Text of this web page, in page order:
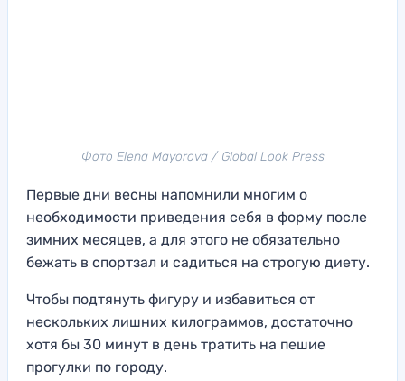
Фото Elena Mayorova / Global Look Press
Первые дни весны напомнили многим о
необходимости приведения себя в форму после
зимних месяцев, а для этого не обязательно
бежать в спортзал и садиться на строгую диету.
Чтобы подтянуть фигуру и избавиться от
нескольких лишних килограммов, достаточно
хотя бы 30 минут в день тратить на пешие
прогулки по городу.